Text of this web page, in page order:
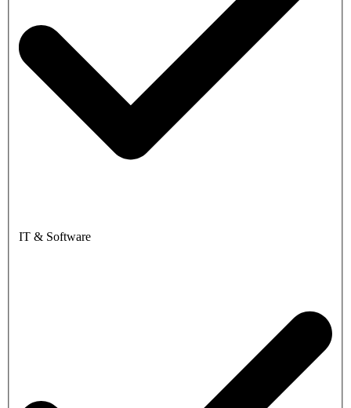
IT & Software